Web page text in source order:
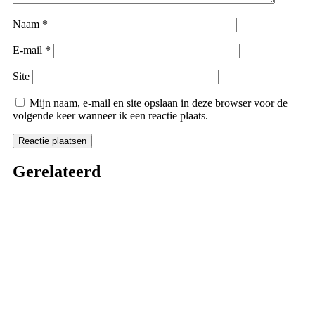
Naam *
E-mail *
Site
Mijn naam, e-mail en site opslaan in deze browser voor de
volgende keer wanneer ik een reactie plaats.
Gerelateerd